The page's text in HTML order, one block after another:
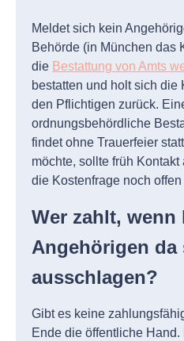
Meldet sich kein
Behörde (in München das
die Bestattung von Amts
bestatten und holt sich
den Pflichtigen zurück.
ordnungsbehördliche
findet ohne Trauerfeier
möchte, sollte früh
die Kostenfrage noch offen
Wer zahlt, wenn
Angehörigen
ausschlagen?
Gibt es keine
Ende die öffentliche